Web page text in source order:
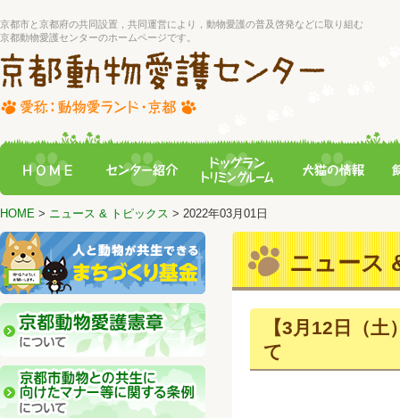
京都市と京都府の共同設置，共同運営により，動物愛護の普及啓発などに取り組む
京都動物愛護センターのホームページです。
HOME > ニュース & トピックス > 2022年03月01日
ニュース
【3月12日（
て